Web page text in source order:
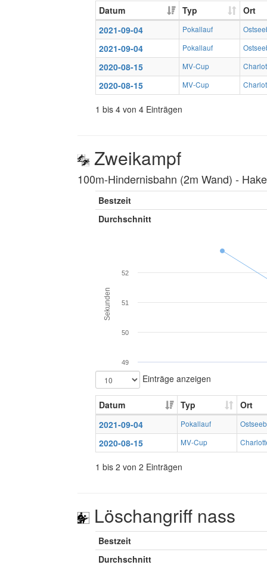
Datum Typ
Ort
2021-09-04
Pokallauf
2021-09-04 Pokallauf
2020-08-15 MV-Cup
2020-08-15 MV-Cup
1 bis 4 von 4 Einträgen
Zweikampf
100m-Hindernisbahn (2m Wand) ‐
Bestzeit
Durchschnitt
Sekunden
49
50
51
52
Einträge anzeigen
Datum Typ
Ort
2021-09-04
Pokallauf
2020-08-15 MV-Cup
1 bis 2 von 2 Einträgen
Löschangriff nass
Bestzeit
Durchschnitt